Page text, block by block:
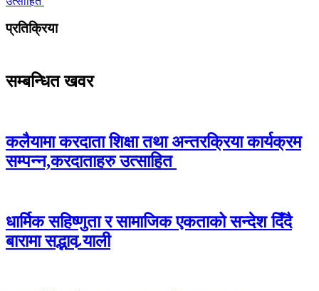
प्रतिक्रिया
सम्बन्धित खवर
कलैयामा करदाता शिक्षा तथा अन्तरक्रिया कार्यक्रम
सम्पन्न,करदाताहरु उत्साहित
धार्मिक सहिष्णुता र सामाजिक एकताको सन्देश दिँदै
बारामा सद्भाव र्‍याली